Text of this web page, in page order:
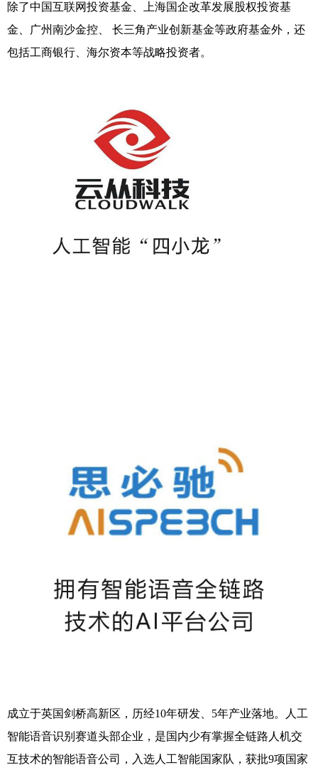
除了中国互联网投资基金、上海国企改革发展股权投资基
金、广州南沙金控、 长三角产业创新基金等政府基金外，还
包括工商银行、海尔资本等战略投资者。
成立于英国剑桥高新区，历经10年研发、5年产业落地。人工
智能语音识别赛道头部企业，是国内少有掌握全链路人机交
互技术的智能语音公司，入选人工智能国家队，获批9项国家